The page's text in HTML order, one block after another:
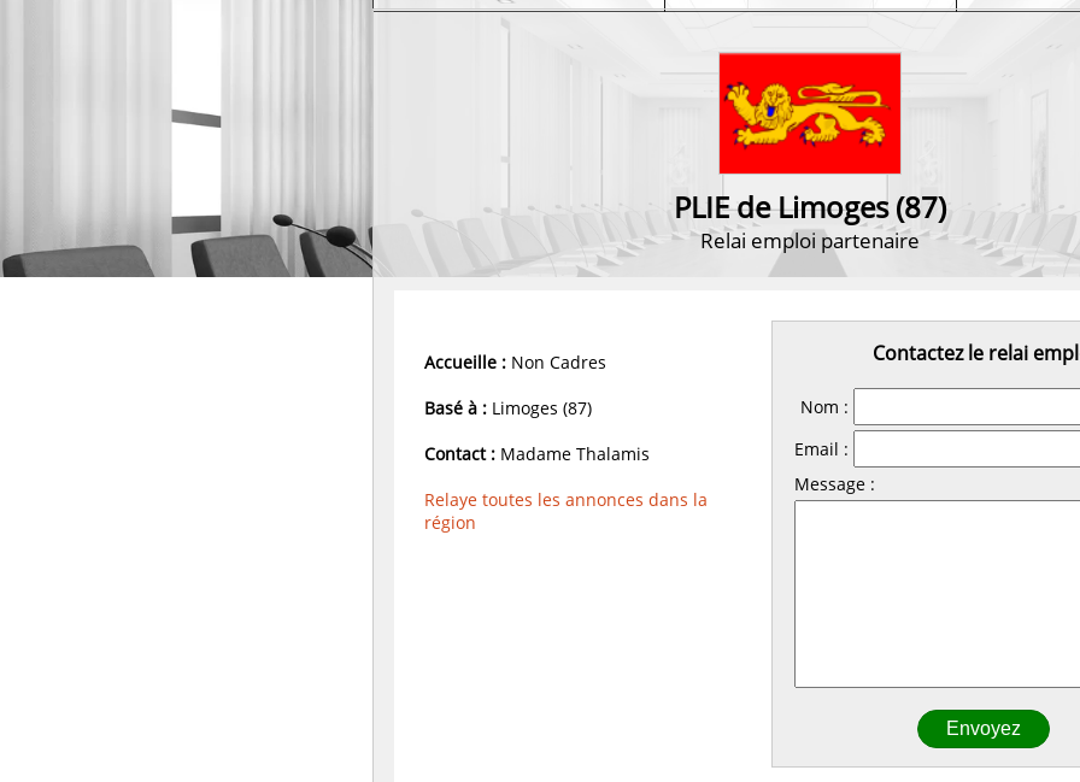
PLIE de Limoges (87)
Relai emploi partenaire
Accueille : Non Cadres
Basé à : Limoges (87)
Contact : Madame Thalamis
Relaye toutes les annonces dans la
région
Contactez le relai
Nom :
Email :
Message :